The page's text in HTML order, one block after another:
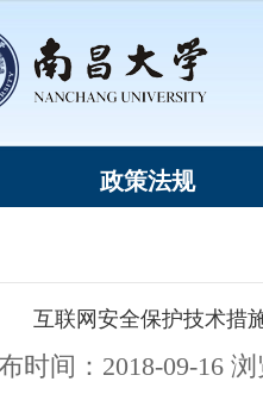
政策法规
互联网安全保护技术措
时间：2018-09-16